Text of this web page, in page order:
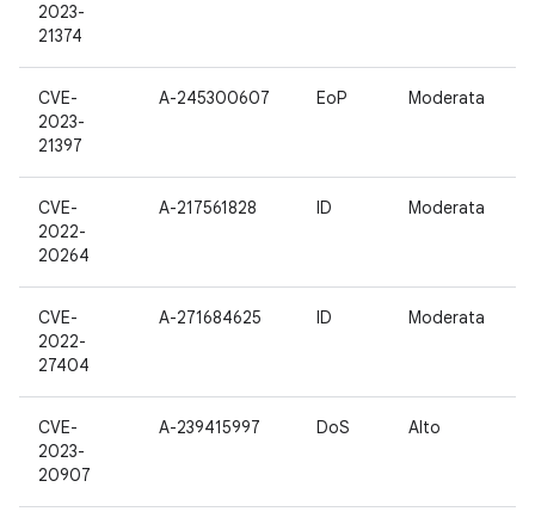
2023-
21374
CVE-
2023-
21397
A-245300607 EoP Moderata
CVE-
2022-
20264
A-217561828 ID Moderata
CVE-
2022-
27404
A-271684625 ID Moderata
CVE-
2023-
20907
A-239415997 DoS Alto